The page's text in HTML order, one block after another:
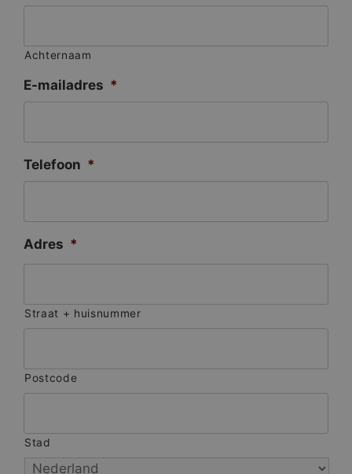
Achternaam
E-mailadres *
Telefoon *
Adres *
Straat + huisnummer
Postcode
Stad